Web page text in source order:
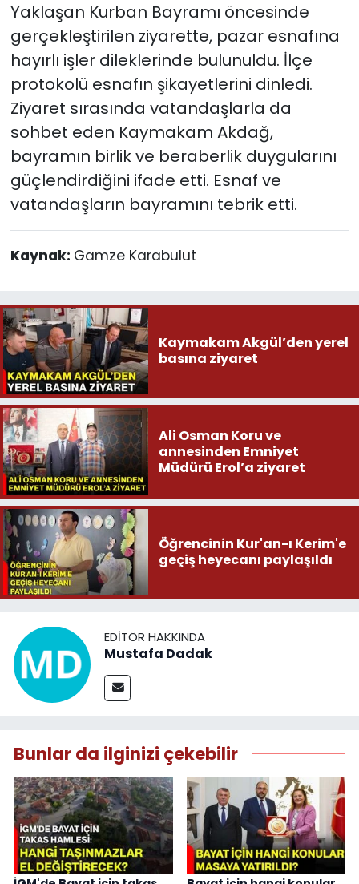
Yaklaşan Kurban Bayramı öncesinde
gerçekleştirilen ziyarette, pazar esnafına
hayırlı işler dileklerinde bulunuldu. İlçe
protokolü esnafın şikayetlerini dinledi.
Ziyaret sırasında vatandaşlarla da
sohbet eden Kaymakam Akdağ,
bayramın birlik ve beraberlik duygularını
güçlendirdiğini ifade etti. Esnaf ve
vatandaşların bayramını tebrik etti.
Kaynak: Gamze Karabulut
Kaymakam Akgül’den yerel
basına ziyaret
Ali Osman Koru ve
annesinden Emniyet
Müdürü Erol’a ziyaret
Öğrencinin Kur'an-ı Kerim'e
geçiş heyecanı paylaşıldı
EDITÖR HAKKINDA
Mustafa Dadak
Bunlar da ilginizi çekebilir